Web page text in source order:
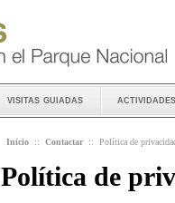
visitas guiadas actividades
Inicio :: Contactar :: Política de
Política de